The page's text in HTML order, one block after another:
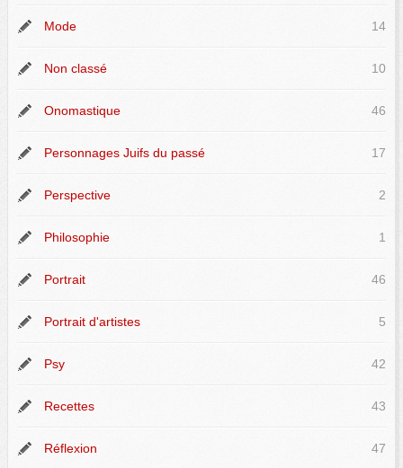
Mode 14
Non classé 10
Onomastique 46
Personnages Juifs du passé 17
Perspective 2
Philosophie 1
Portrait 46
Portrait d'artistes 5
Psy 42
Recettes 43
Réflexion 47